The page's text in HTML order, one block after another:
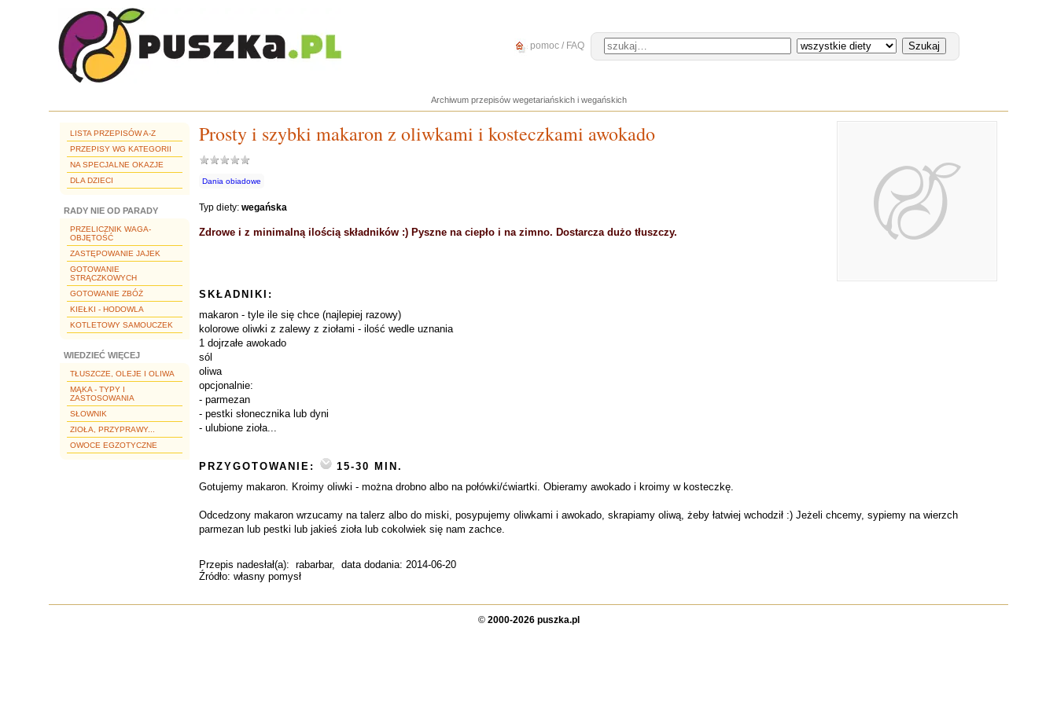
pomoc / FAQ
Archiwum przepisów wegetariańskich i wegańskich
LISTA PRZEPISÓW A-Z
PRZEPISY WG KATEGORII
NA SPECJALNE OKAZJE
DLA DZIECI
RADY NIE OD PARADY
PRZELICZNIK WAGA-
OBJĘTOŚĆ
ZASTĘPOWANIE JAJEK
GOTOWANIE
STRĄCZKOWYCH
GOTOWANIE ZBÓŻ
KIEŁKI - HODOWLA
KOTLETOWY SAMOUCZEK
WIEDZIEĆ WIĘCEJ
TŁUSZCZE, OLEJE I OLIWA
MĄKA - TYPY I
ZASTOSOWANIA
SŁOWNIK
ZIOŁA, PRZYPRAWY...
OWOCE EGZOTYCZNE
Prosty i szybki makaron z oliwkami i kosteczkami awokado
Dania obiadowe
Typ diety: wegańska
Zdrowe i z minimalną ilością składników :) Pyszne na ciepło i na zimno. Dostarcza dużo tłuszczy.
SKŁADNIKI:
makaron - tyle ile się chce (najlepiej razowy)
kolorowe oliwki z zalewy z ziołami - ilość wedle uznania
1 dojrzałe awokado
sól
oliwa
opcjonalnie:
- parmezan
- pestki słonecznika lub dyni
- ulubione zioła...
PRZYGOTOWANIE:
15-30 MIN.
Gotujemy makaron. Kroimy oliwki - można drobno albo na połówki/ćwiartki. Obieramy awokado i kroimy w kosteczkę.
Odcedzony makaron wrzucamy na talerz albo do miski, posypujemy oliwkami i awokado, skrapiamy oliwą, żeby łatwiej wchodził :) Jeżeli chcemy, sypiemy na wierzch
parmezan lub pestki lub jakieś zioła lub cokolwiek się nam zachce.
Przepis nadesłał(a): rabarbar, data dodania: 2014-06-20
Źródło: własny pomysł
© 2000-2026 puszka.pl